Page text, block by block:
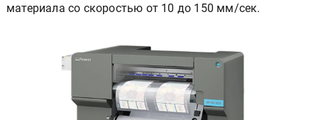
материала со скоростью от 10 до 150 мм/сек.